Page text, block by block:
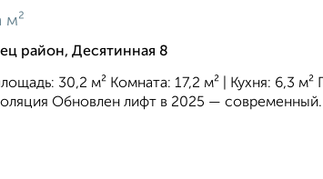
м²
район, Десятинная 8
30,2 м² Комната: 17,2 м² | Кухня: 6,3
Обновлен лифт в 2025 —